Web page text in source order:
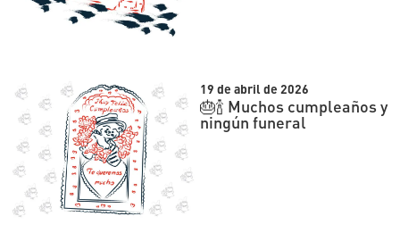
19 de abril de 2026
🎂🍾 Muchos cumpleaños y
ningún funeral